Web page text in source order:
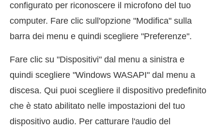
configurato per riconoscere il microfono del tuo
computer. Fare clic sull'opzione "Modifica" sulla
barra dei menu e quindi scegliere "Preferenze".
Fare clic su "Dispositivi" dal menu a sinistra e
quindi scegliere "Windows WASAPI" dal menu a
discesa. Qui puoi scegliere il dispositivo predefinito
che è stato abilitato nelle impostazioni del tuo
dispositivo audio. Per catturare l'audio del